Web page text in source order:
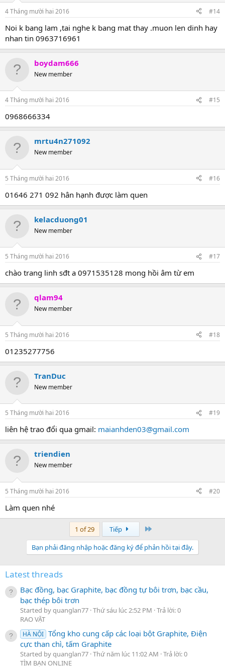
4 Tháng mười hai 2016 #14
Noi k bang lam ,tai nghe k bang mat thay .muon len dinh hay
nhan tin 0963716961
boydam666
New member
4 Tháng mười hai 2016 #15
0968666334
mrtu4n271092
New member
5 Tháng mười hai 2016 #16
01646 271 092 hân hạnh được làm quen
kelacduong01
New member
5 Tháng mười hai 2016 #17
chào trang linh sđt a 0971535128 mong hồi âm từ em
qlam94
New member
5 Tháng mười hai 2016 #18
01235277756
TranDuc
New member
5 Tháng mười hai 2016 #19
liên hệ trao đổi qua gmail: maianhden03@gmail.com
triendien
New member
5 Tháng mười hai 2016 #20
Làm quen nhé
1 of 29 Tiếp
Bạn phải đăng nhập hoặc đăng ký để phản hồi tại đây.
Latest threads
Bạc đồng, bạc Graphite, bạc đồng tự bôi trơn, bạc cầu,
bạc thép bôi trơn
Started by quanglan77 Thứ sáu lúc 2:52 PM Trả lời: 0
RAO VẶT
HÀ NỘI Tổng kho cung cấp các loại bột Graphite, Điện
cực than chì, tấm Graphite
Started by quanglan77 Thứ năm lúc 11:02 AM Trả lời: 0
TÌM BẠN ONLINE